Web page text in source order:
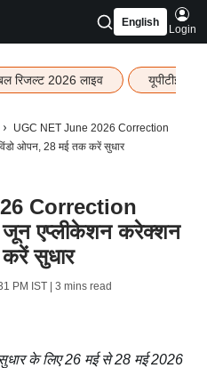
English
Login
रिजल्ट 2026 लाइव यूपीटीईटी
UGC NET June 2026 Correction
ओपन, 28 मई तक करें सुधार
Correction
एप्लीकेशन करेक्शन
सुधार
PM IST| 3 mins read
के लिए 26 मई से 28 मई 2026